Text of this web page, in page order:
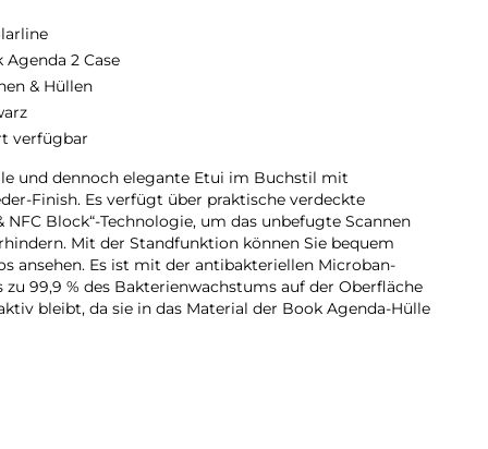
Agenda 2 Case
& Hüllen
verfügbar
und dennoch elegante Etui im Buchstil mit
Finish. Es verfügt über praktische verdeckte
Block“-Technologie, um das unbefugte Scannen
Mit der Standfunktion können Sie bequem
ansehen. Es ist mit der antibakteriellen Microban-
99,9 % des Bakterienwachstums auf der Oberfläche
bleibt, da sie in das Material der Book Agenda-Hülle